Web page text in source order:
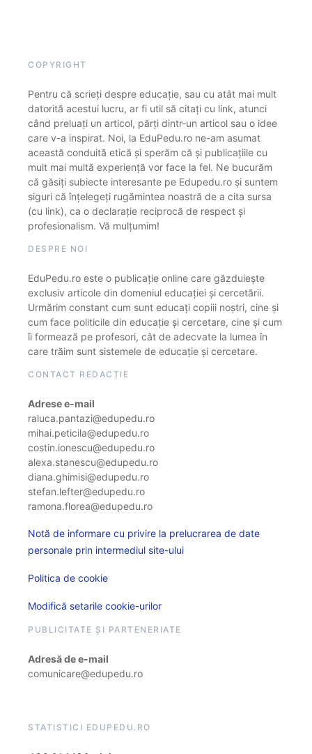
COPYRIGHT
Pentru că scrieți despre educație, sau cu atât mai mult
datorită acestui lucru, ar fi util să citați cu link, atunci
când preluați un articol, părți dintr-un articol sau o idee
care v-a inspirat. Noi, la EduPedu.ro ne-am asumat
această conduită etică și sperăm că și publicațiile cu
mult mai multă experiență vor face la fel. Ne bucurăm
că găsiți subiecte interesante pe Edupedu.ro și suntem
siguri că înțelegeți rugămintea noastră de a cita sursa
(cu link), ca o declarație reciprocă de respect și
profesionalism. Vă mulțumim!
DESPRE NOI
EduPedu.ro este o publicație online care găzduiește
exclusiv articole din domeniul educației și cercetării.
Urmărim constant cum sunt educați copiii noștri, cine și
cum face politicile din educație și cercetare, cine și cum
îi formează pe profesori, cât de adecvate la lumea în
care trăim sunt sistemele de educație și cercetare.
CONTACT REDACȚIE
Adrese e-mail
raluca.pantazi@edupedu.ro
mihai.peticila@edupedu.ro
costin.ionescu@edupedu.ro
alexa.stanescu@edupedu.ro
diana.ghimisi@edupedu.ro
stefan.lefter@edupedu.ro
ramona.florea@edupedu.ro
Notă de informare cu privire la prelucrarea de date
personale prin intermediul site-ului
Politica de cookie
Modifică setarile cookie-urilor
PUBLICITATE ȘI PARTENERIATE
Adresă de e-mail
comunicare@edupedu.ro
STATISTICI EDUPEDU.RO